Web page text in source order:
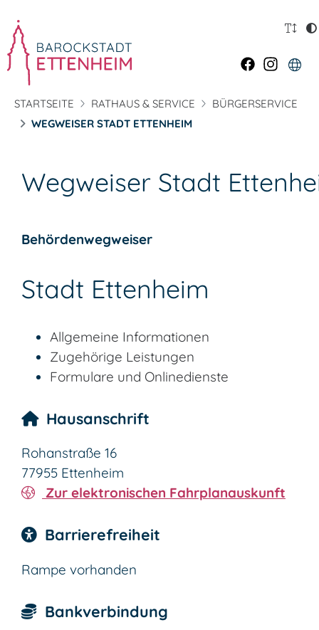
STARTSEITE RATHAUS & SERVICE
BÜRGERSERVICE
WEGWEISER STADT ETTENHEIM
Wegweiser Stadt
Behördenwegweiser
Stadt Ettenheim
Allgemeine Informationen
Zugehörige Leistungen
Formulare und Onlinedienste
Hausanschrift
Rohanstraße 16
77955 Ettenheim
Zur elektronischen Fahrplanauskunft
Barrierefreiheit
Rampe vorhanden
Bankverbindung